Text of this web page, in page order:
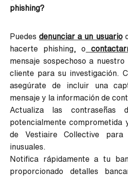
phishing?
Puedesdenunciar a un usuario
hacerte phishing, o
mensaje sospechoso a
cliente para su investigación.
asegúrate de incluir una
mensaje y la información de
Actualiza las contraseñas
potencialmente comprometida
de Vestiaire Collective para
inusuales.
Notifica rápidamente a tu
proporcionado detalles